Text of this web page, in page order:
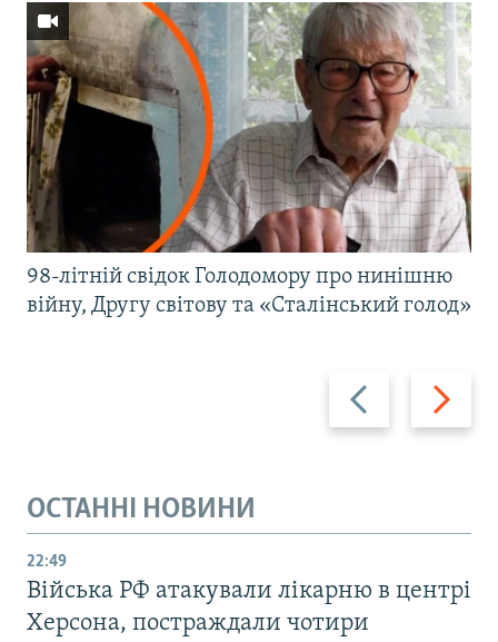
Назад Вперед
98-літній свідок Голодомору про нинішню
війну, Другу світову та «Сталінський голод»
ОСТАННІ НОВИНИ
22:49
Війська РФ атакували лікарню в центрі
Херсона, постраждали чотири